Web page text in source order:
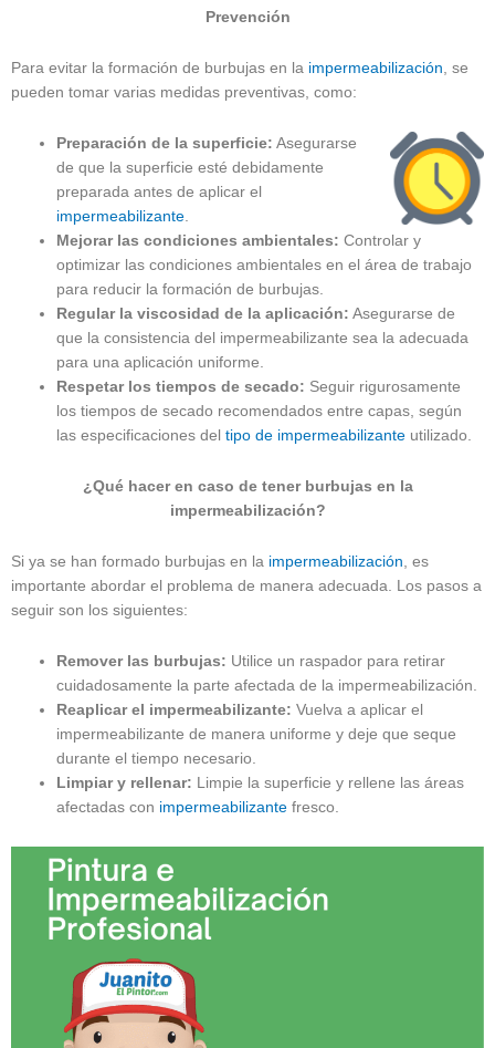
Prevención
Para evitar la formación de burbujas en la impermeabilización, se
pueden tomar varias medidas preventivas, como:
Preparación de la superficie: Asegurarse
de que la superficie esté debidamente
preparada antes de aplicar el
impermeabilizante.
Mejorar las condiciones ambientales: Controlar y
optimizar las condiciones ambientales en el área de trabajo
para reducir la formación de burbujas.
Regular la viscosidad de la aplicación: Asegurarse de
que la consistencia del impermeabilizante sea la adecuada
para una aplicación uniforme.
Respetar los tiempos de secado: Seguir rigurosamente
los tiempos de secado recomendados entre capas, según
las especificaciones deltipo de impermeabilizante utilizado.
¿Qué hacer en caso de tener burbujas en la
impermeabilización?
Si ya se han formado burbujas en la impermeabilización , es
importante abordar el problema de manera adecuada. Los pasos a
seguir son los siguientes:
Remover las burbujas: Utilice un raspador para retirar
cuidadosamente la parte afectada de la impermeabilización.
Reaplicar el impermeabilizante: Vuelva a aplicar el
impermeabilizante de manera uniforme y deje que seque
durante el tiempo necesario.
Limpiar y rellenar: Limpie la superficie y rellene las áreas
afectadas con impermeabilizante fresco.